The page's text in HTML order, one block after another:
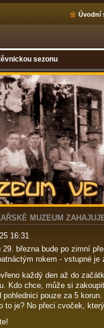
Úvodní
sezonu
MUZEUM
16:31
29. března bude po zimní
rokem - vstupné je
každý den až do
Kdo chce, může si
pohlednici pouze za 5
to je? No přeci cvoček,